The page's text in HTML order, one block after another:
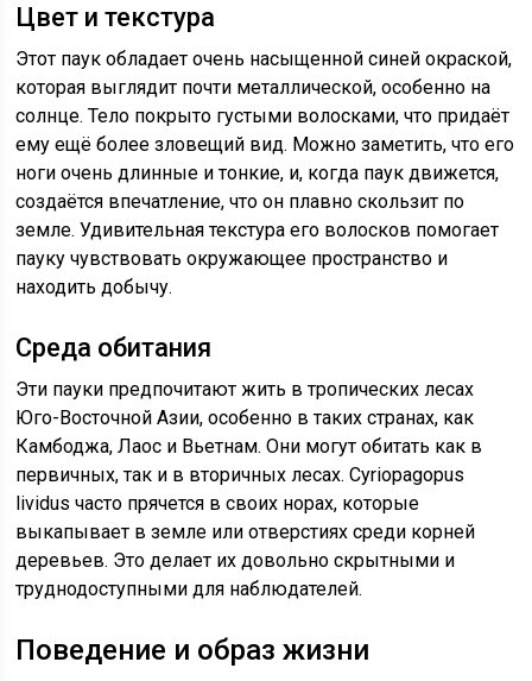
Цвет и текстура
Этот паук обладает очень насыщенной синей окраской,
которая выглядит почти металлической, особенно на
солнце. Тело покрыто густыми волосками, что придаёт
ему ещё более зловещий вид. Можно заметить, что его
ноги очень длинные и тонкие, и, когда паук движется,
создаётся впечатление, что он плавно скользит по
земле. Удивительная текстура его волосков помогает
пауку чувствовать окружающее пространство и
находить добычу.
Среда обитания
Эти пауки предпочитают жить в тропических лесах
Юго-Восточной Азии, особенно в таких странах, как
Камбоджа, Лаос и Вьетнам. Они могут обитать как в
первичных, так и в вторичных лесах. Cyriopagopus
lividus часто прячется в своих норах, которые
выкапывает в земле или отверстиях среди корней
деревьев. Это делает их довольно скрытными и
труднодоступными для наблюдателей.
Поведение и образ жизни